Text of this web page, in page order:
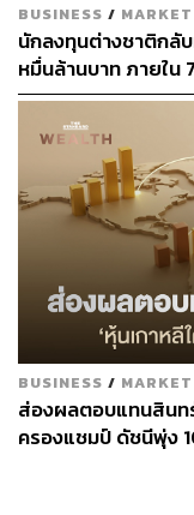
BUSINESS / MARKET
นักลงทุนต่างชาติกลั
หมื่นล้านบาท ภายใน
BUSINESS / MARKET
ส่องผลตอบแทนสินท
ครองแชมป์ ดัชนีพุ่ง